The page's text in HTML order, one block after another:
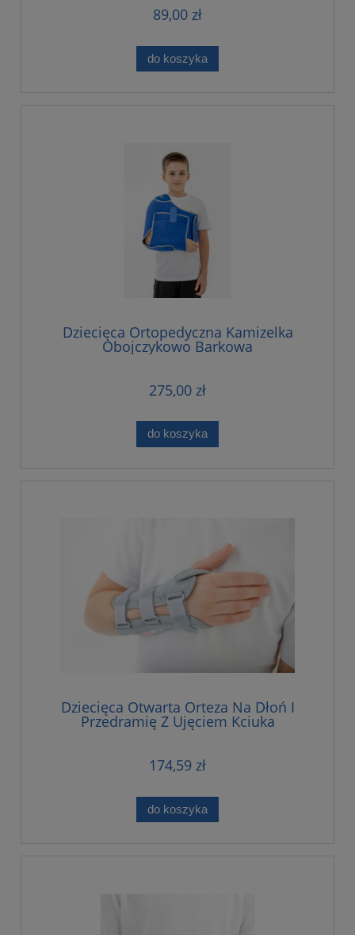
89,00 zł
do koszyka
Dziecięca Ortopedyczna Kamizelka
Obojczykowo Barkowa
275,00 zł
do koszyka
Dziecięca Otwarta Orteza Na Dłoń I
Przedramię Z Ujęciem Kciuka
174,59 zł
do koszyka